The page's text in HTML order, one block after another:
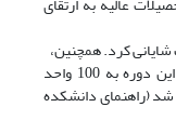
کرد. همچنین،
دروس اختصاصی و دروس پایه و اختیاری در این دوره به 100 واحد
(راهنمای دانشکده